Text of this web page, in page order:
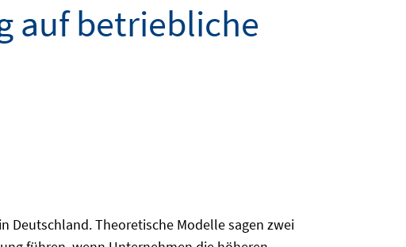
auf betriebliche
Deutschland. Theoretische Modelle sagen zwei